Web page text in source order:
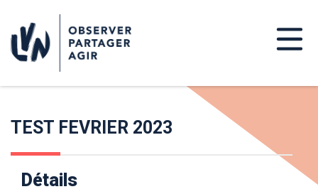
TEST FEVRIER 2023
Détails